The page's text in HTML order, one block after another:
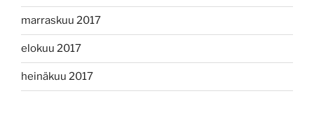
marraskuu 2017
elokuu 2017
heinäkuu 2017